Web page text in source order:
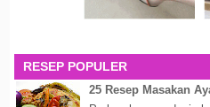
RESEP POPULER
25 Resep Masakan